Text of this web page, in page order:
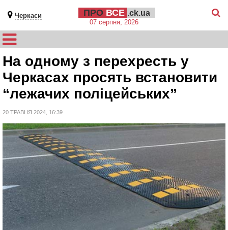
Черкаси ПРО ВСЕ .ck.ua
07 серпня, 2026
На одному з перехресть у
Черкасах просять встановити
“лежачих поліцейських”
20 ТРАВНЯ 2024, 16:39